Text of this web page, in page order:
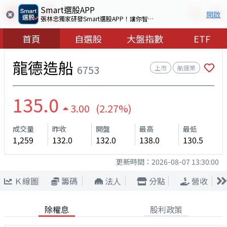
Smart選股APP
張林忠獨家研發Smart選股APP！讓你智慧看盤選出好股票 開啟
首頁 自選股 大盤指數 ETF
龍德造船 6753 上市 航運業
135.0 3.00 (2.27%)
成交量
1,259
昨收
132.0
開盤
132.0
最高
138.0
最低
130.5
更新時間： 2026-08-07 13:30:00
Ｋ線圖 籌碼 法人 分點 營收
除權息 股利政策